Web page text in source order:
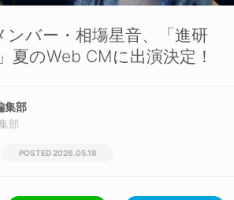
ンバー・相塲星音、「進研
夏のWeb CMに出演決定！
集部
部
2026.05.18